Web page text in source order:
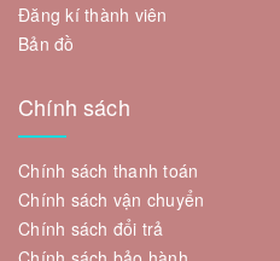
Đăng kí thành viên
Bản đồ
Chính sách
Chính sách thanh toán
Chính sách vận chuyển
Chính sách đổi trả